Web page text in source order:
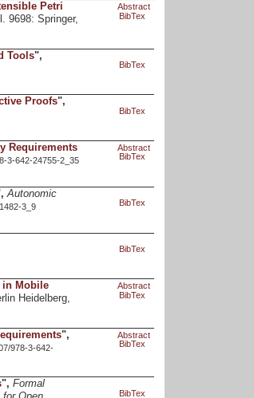
Petri
9698: Springer,
Abstract
BibTex
Tools",
BibTex
Proofs",
BibTex
Requirements
Abstract
3-642-24755-2_35
BibTex
Autonomic
3_9 BibTex
BibTex
in Mobile
Heidelberg,
Abstract
BibTex
",
Abstract
978-3-642-
BibTex
", Formal
BibTex